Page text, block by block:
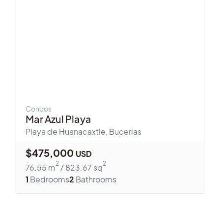
Condos
Mar Azul Playa
Playa de Huanacaxtle, Bucerias
$475,000 USD
76.55 m2 /823.67 sq2
1 Bedrooms2 Bathrooms